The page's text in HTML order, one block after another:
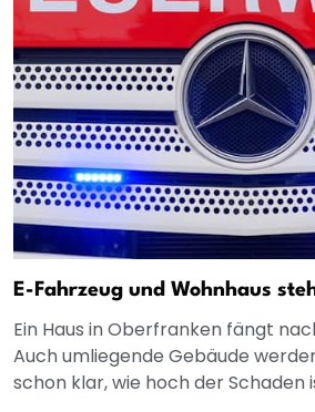
E-Fahrzeug und Wohnhaus
Ein Haus in Oberfranken fängt
Auch umliegende Gebäude
schon klar, wie hoch der Schaden